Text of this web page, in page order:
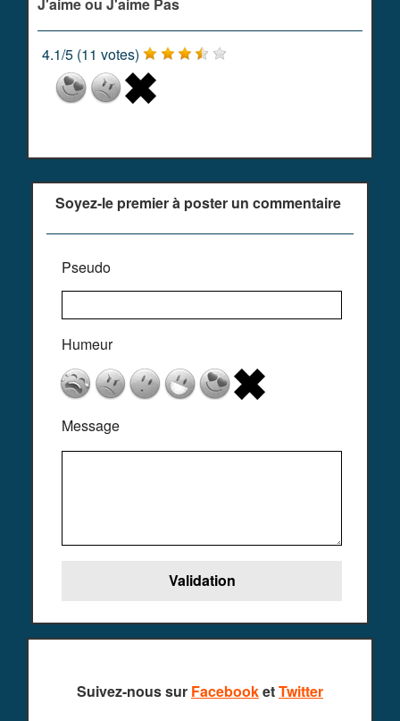
J'aime ou J'aime Pas
4.1/5 (11 votes)
Soyez-le premier à poster un commentaire
Pseudo
Humeur
Message
Suivez-nous sur FacebooketTwitter